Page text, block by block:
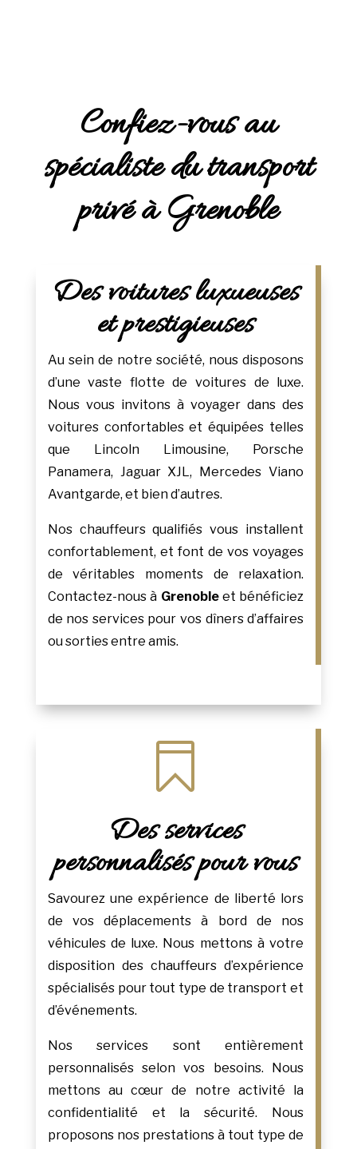
Confiez-vous au
spécialiste du transport
privé à Grenoble
Des voitures luxueuses
et prestigieuses
Au sein de notre société, nous disposons
d’une vaste flotte de voitures de luxe.
Nous vous invitons à voyager dans des
voitures confortables et équipées telles
que Lincoln Limousine, Porsche
Panamera, Jaguar XJL, Mercedes Viano
Avantgarde, et bien d’autres.
Nos chauffeurs qualifiés vous installent
confortablement, et font de vos voyages
de véritables moments de relaxation.
Contactez-nous à Grenobleet bénéficiez
de nos services pour vos dîners d’affaires
ou sorties entre amis.

Des services
personnalisés pour vous
Savourez une expérience de liberté lors
de vos déplacements à bord de nos
véhicules de luxe. Nous mettons à votre
disposition des chauffeurs d’expérience
spécialisés pour tout type de transport et
d’événements.
Nos services sont entièrement
personnalisés selon vos besoins. Nous
mettons au cœur de notre activité la
confidentialité et la sécurité. Nous
proposons nos prestations à tout type de